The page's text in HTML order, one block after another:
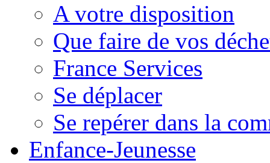
A votre disposition
Que faire de vos
France Services
Se déplacer
Se repérer dans la
Enfance-Jeunesse